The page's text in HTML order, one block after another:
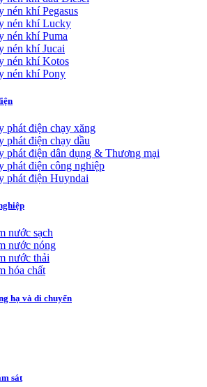
nén khí Pegasus
nén khí Lucky
nén khí Puma
nén khí Jucai
nén khí Kotos
nén khí Pony
phát điện chạy xăng
phát điện chạy dầu
phát điện dân dụng & Thương mại
phát điện công nghiệp
phát điện Huyndai
nước sạch
nước nóng
nước thải
hóa chất
hạ và di chuyển
sát